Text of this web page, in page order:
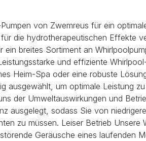
von Zwemreus für ein
die hydrotherapeutischen Effekte
ein breites Sortiment an
und effiziente
Heim-Spa oder eine robuste
ausgewählt, um optimale Leistung
der Umweltauswirkungen und
ausgelegt, sodass Sie von
zu müssen. Leiser Betrieb
Geräusche eines laufenden